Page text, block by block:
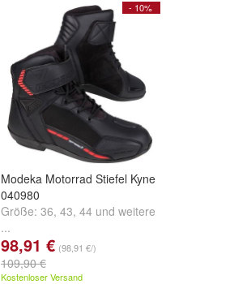
- 10%
Modeka Motorrad Stiefel Kyne
040980
Größe: 36, 43, 44 und weitere
...
98,91 € (98,91 €/)
109,90 €
Kostenloser Versand